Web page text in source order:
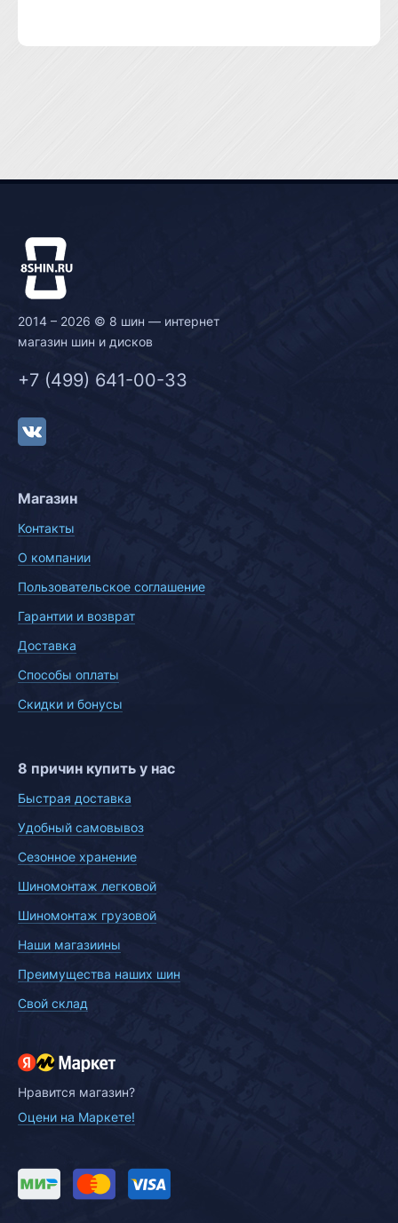
2014 – 2026 © 8 шин — интернет
магазин шин и дисков
+7 (499) 641-00-33
Магазин
Контакты
О компании
Пользовательское соглашение
Гарантии и возврат
Доставка
Способы оплаты
Скидки и бонусы
8 причин купить у нас
Быстрая доставка
Удобный самовывоз
Сезонное хранение
Шиномонтаж легковой
Шиномонтаж грузовой
Наши магазиины
Преимущества наших шин
Свой склад
Нравится магазин?
Оцени на Маркете!